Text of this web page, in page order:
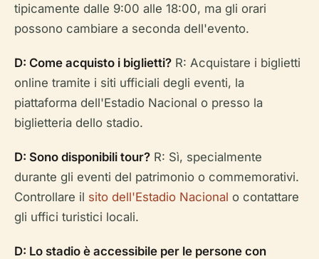
tipicamente dalle 9:00 alle 18:00, ma gli orari
possono cambiare a seconda dell'evento.
D: Come acquisto i biglietti? R: Acquistare i biglietti
online tramite i siti ufficiali degli eventi, la
piattaforma dell'Estadio Nacional o presso la
biglietteria dello stadio.
D: Sono disponibili tour? R: Sì, specialmente
durante gli eventi del patrimonio o commemorativi.
Controllare il sito dell'Estadio Nacional o contattare
gli uffici turistici locali.
D: Lo stadio è accessibile per le persone con